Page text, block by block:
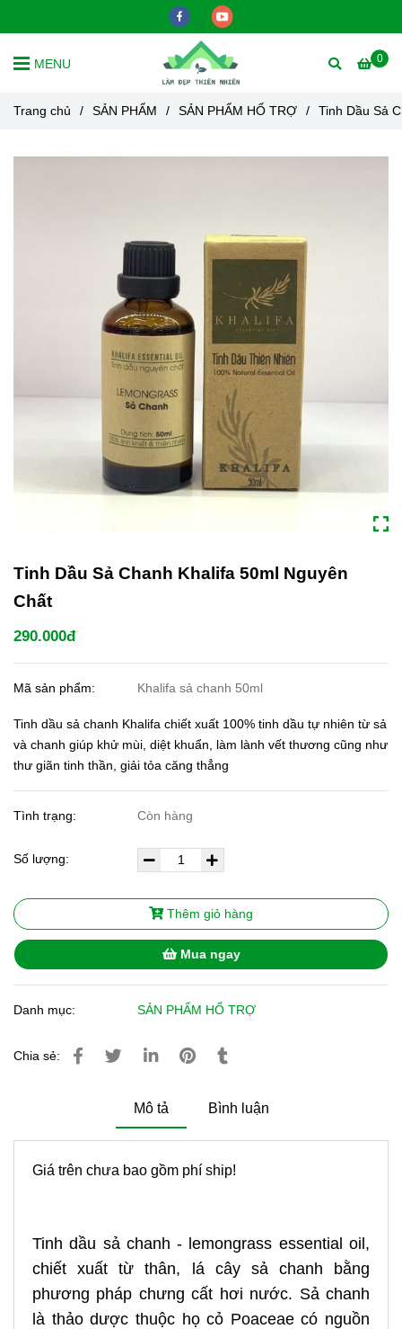
0
MENU
Trang chủ / SẢN PHẨM / SẢN PHẨM HỔ TRỢ / Tinh Dầu Sả
Tinh Dầu Sả Chanh Khalifa 50ml Nguyên
Chất
290.000đ
Mã sản phẩm: Khalifa sả chanh 50ml
Tinh dầu sả chanh Khalifa chiết xuất 100% tinh dầu tự nhiên từ sả
và chanh giúp khử mùi, diệt khuẩn, làm lành vết thương cũng như
thư giãn tinh thần, giải tỏa căng thẳng
Tình trạng: Còn hàng
Số lượng:
Thêm giỏ hàng
Mua ngay
Danh mục: SẢN PHẨM HỔ TRỢ
Chia sẻ:
Mô tả Bình luận
Giá trên chưa bao gồm phí ship!
Tinh dầu sả chanh - lemongrass essential oil,
chiết xuất từ thân, lá cây sả chanh bằng
phương pháp chưng cất hơi nước. Sả chanh
là thảo dược thuộc họ cỏ Poaceae có nguồn